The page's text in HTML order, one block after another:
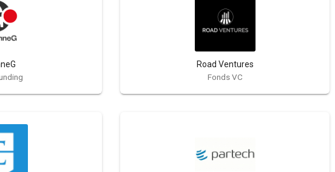
Road Ventures
Fonds VC